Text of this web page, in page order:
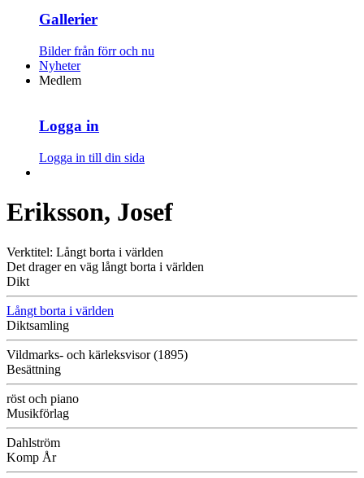
Gallerier
Bilder från förr och nu
Nyheter
Medlem
Logga in
Logga in till din sida
Eriksson, Josef
Verktitel: Långt borta i världen
Det drager en väg långt borta i världen
Dikt
Långt borta i världen
Diktsamling
Vildmarks- och kärleksvisor (1895)
Besättning
röst och piano
Musikförlag
Dahlström
Komp År